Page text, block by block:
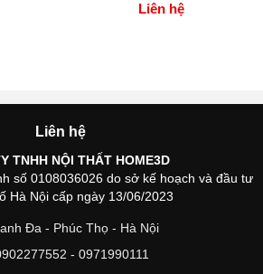
Liên hệ
Liên hệ
TNHH NỘI THẤT HOME3D
số 0108036026 do sở kế hoạch và đầu tư
Hà Nội cấp ngày 13/06/2023
Đa - Phúc Thọ - Hà Nội
- 0971990111